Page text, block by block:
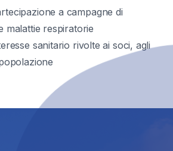
a campagne di
malattie respiratorie
sanitario rivolte ai soci, agli